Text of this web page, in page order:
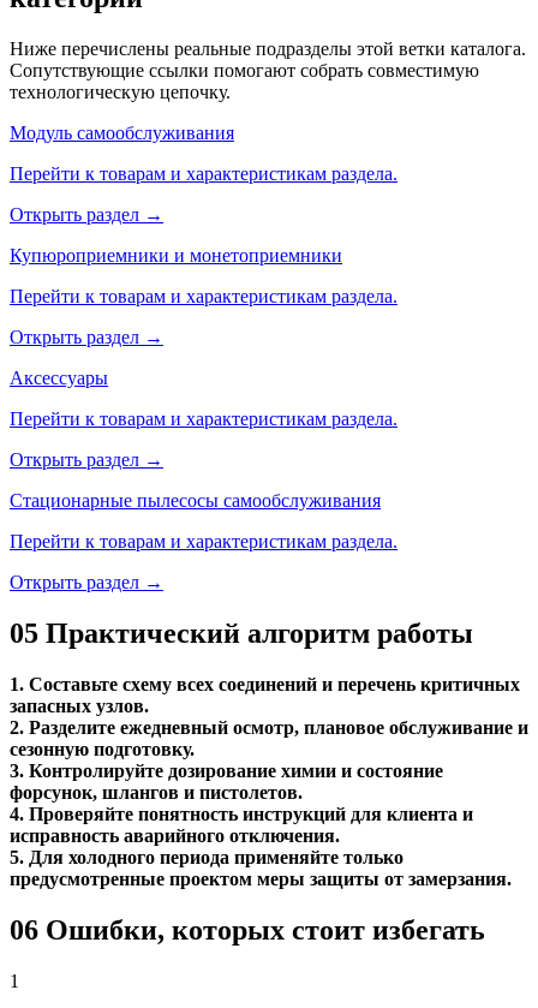
Ниже перечислены реальные подразделы этой ветки каталога.
Сопутствующие ссылки помогают собрать совместимую
технологическую цепочку.
Модуль самообслуживания
Перейти к товарам и характеристикам раздела.
Открыть раздел →
Купюроприемники и монетоприемники
Перейти к товарам и характеристикам раздела.
Открыть раздел →
Аксессуары
Перейти к товарам и характеристикам раздела.
Открыть раздел →
Стационарные пылесосы самообслуживания
Перейти к товарам и характеристикам раздела.
Открыть раздел →
05 Практический алгоритм работы
1. Составьте схему всех соединений и перечень критичных
запасных узлов.
2. Разделите ежедневный осмотр, плановое обслуживание и
сезонную подготовку.
3. Контролируйте дозирование химии и состояние
форсунок, шлангов и пистолетов.
4. Проверяйте понятность инструкций для клиента и
исправность аварийного отключения.
5. Для холодного периода применяйте только
предусмотренные проектом меры защиты от замерзания.
06 Ошибки, которых стоит избегать
1